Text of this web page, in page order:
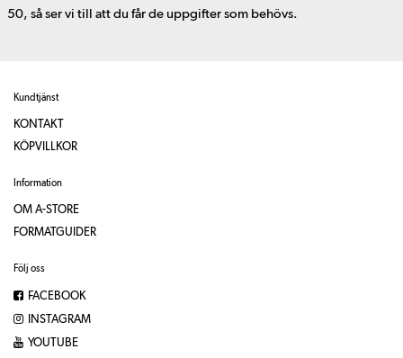
50, så ser vi till att du får de uppgifter som behövs.
Kundtjänst
KONTAKT
KÖPVILLKOR
Information
OM A-STORE
FORMATGUIDER
Följ oss
FACEBOOK
INSTAGRAM
YOUTUBE